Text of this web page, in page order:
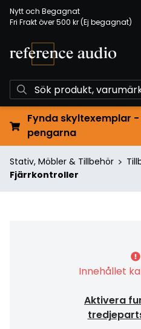
Nytt och Begagnat
Fri Frakt över 500 kr (Ej begagnat)
Fynda skyltexemplar
pengarna
Stativ, Möbler & Tillbehör
Fjärrkontroller
Innehållet
Aktivera